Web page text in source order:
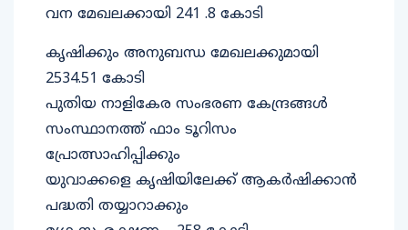
വന മേഖലക്കായി 241 .8 കോടി
കൃഷിക്കും അനുബന്ധ മേഖലക്കുമായി
2534.51 കോടി
പുതിയ നാളികേര സംഭരണ കേന്ദ്രങ്ങള്‍
സംസ്ഥാനത്ത് ഫാം ടൂറിസം
പ്രോത്സാഹിപ്പിക്കും
യുവാക്കളെ കൃഷിയിലേക്ക് ആകര്‍ഷിക്കാന്‍
പദ്ധതി തയ്യാറാക്കും